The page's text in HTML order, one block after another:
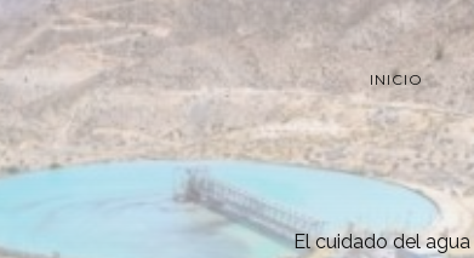
INICIO
El cuidado del